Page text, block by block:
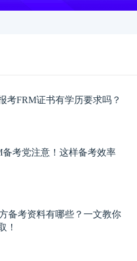
考FRM证书有学历要求吗？
备考党注意！这样备考效率
备考资料有哪些？一文教你
！